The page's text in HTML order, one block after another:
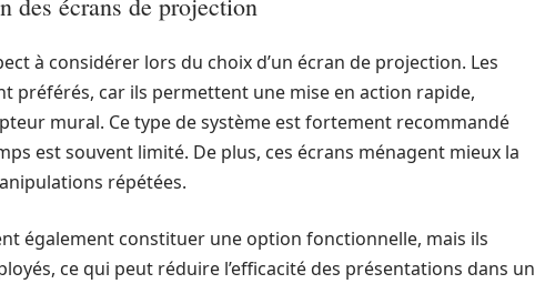
à considérer lors du choix d’un écran de projection. Les
préférés, car ils permettent une mise en action rapide,
mural. Ce type de système est fortement recommandé
est souvent limité. De plus, ces écrans ménagent mieux la
répétées.
également constituer une option fonctionnelle, mais ils
ce qui peut réduire l’efficacité des présentations dans un